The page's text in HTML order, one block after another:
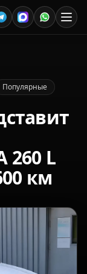
Популярные
260 L
км